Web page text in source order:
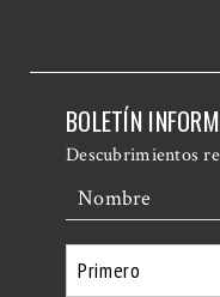
BOLETÍN
Descubrimientos
Nombre